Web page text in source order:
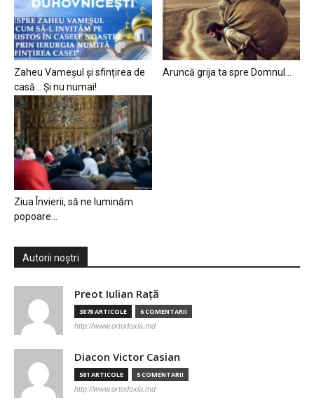
Zaheu Vameșul și sfințirea de
casă… Și nu numai!
Aruncă grija ta spre Domnul…
Ziua Învierii, să ne luminăm
popoare…
Autorii noștri
Preot Iulian Raţă
3878 ARTICOLE 6 COMENTARII
http://www.ortodoxia.md
Diacon Victor Casian
581 ARTICOLE 5 COMENTARII
http://www.ortodoxia.md